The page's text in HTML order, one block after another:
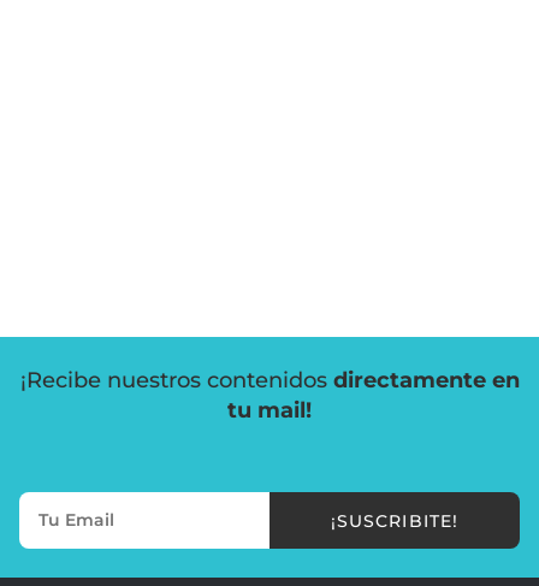
¡Recibe nuestros contenidos directamente en
tu mail!
¡SUSCRIBITE!